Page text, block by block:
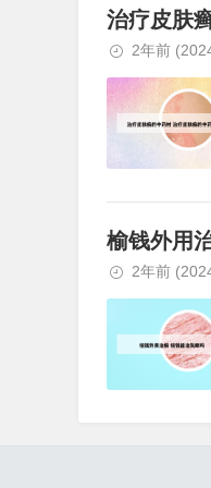
治疗皮肤
2年前
榆钱外用
2年前